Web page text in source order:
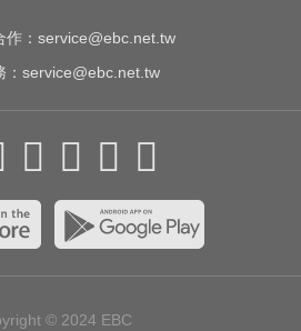
： service@ebc.net.tw
service@ebc.net.tw
© 2024 EBC